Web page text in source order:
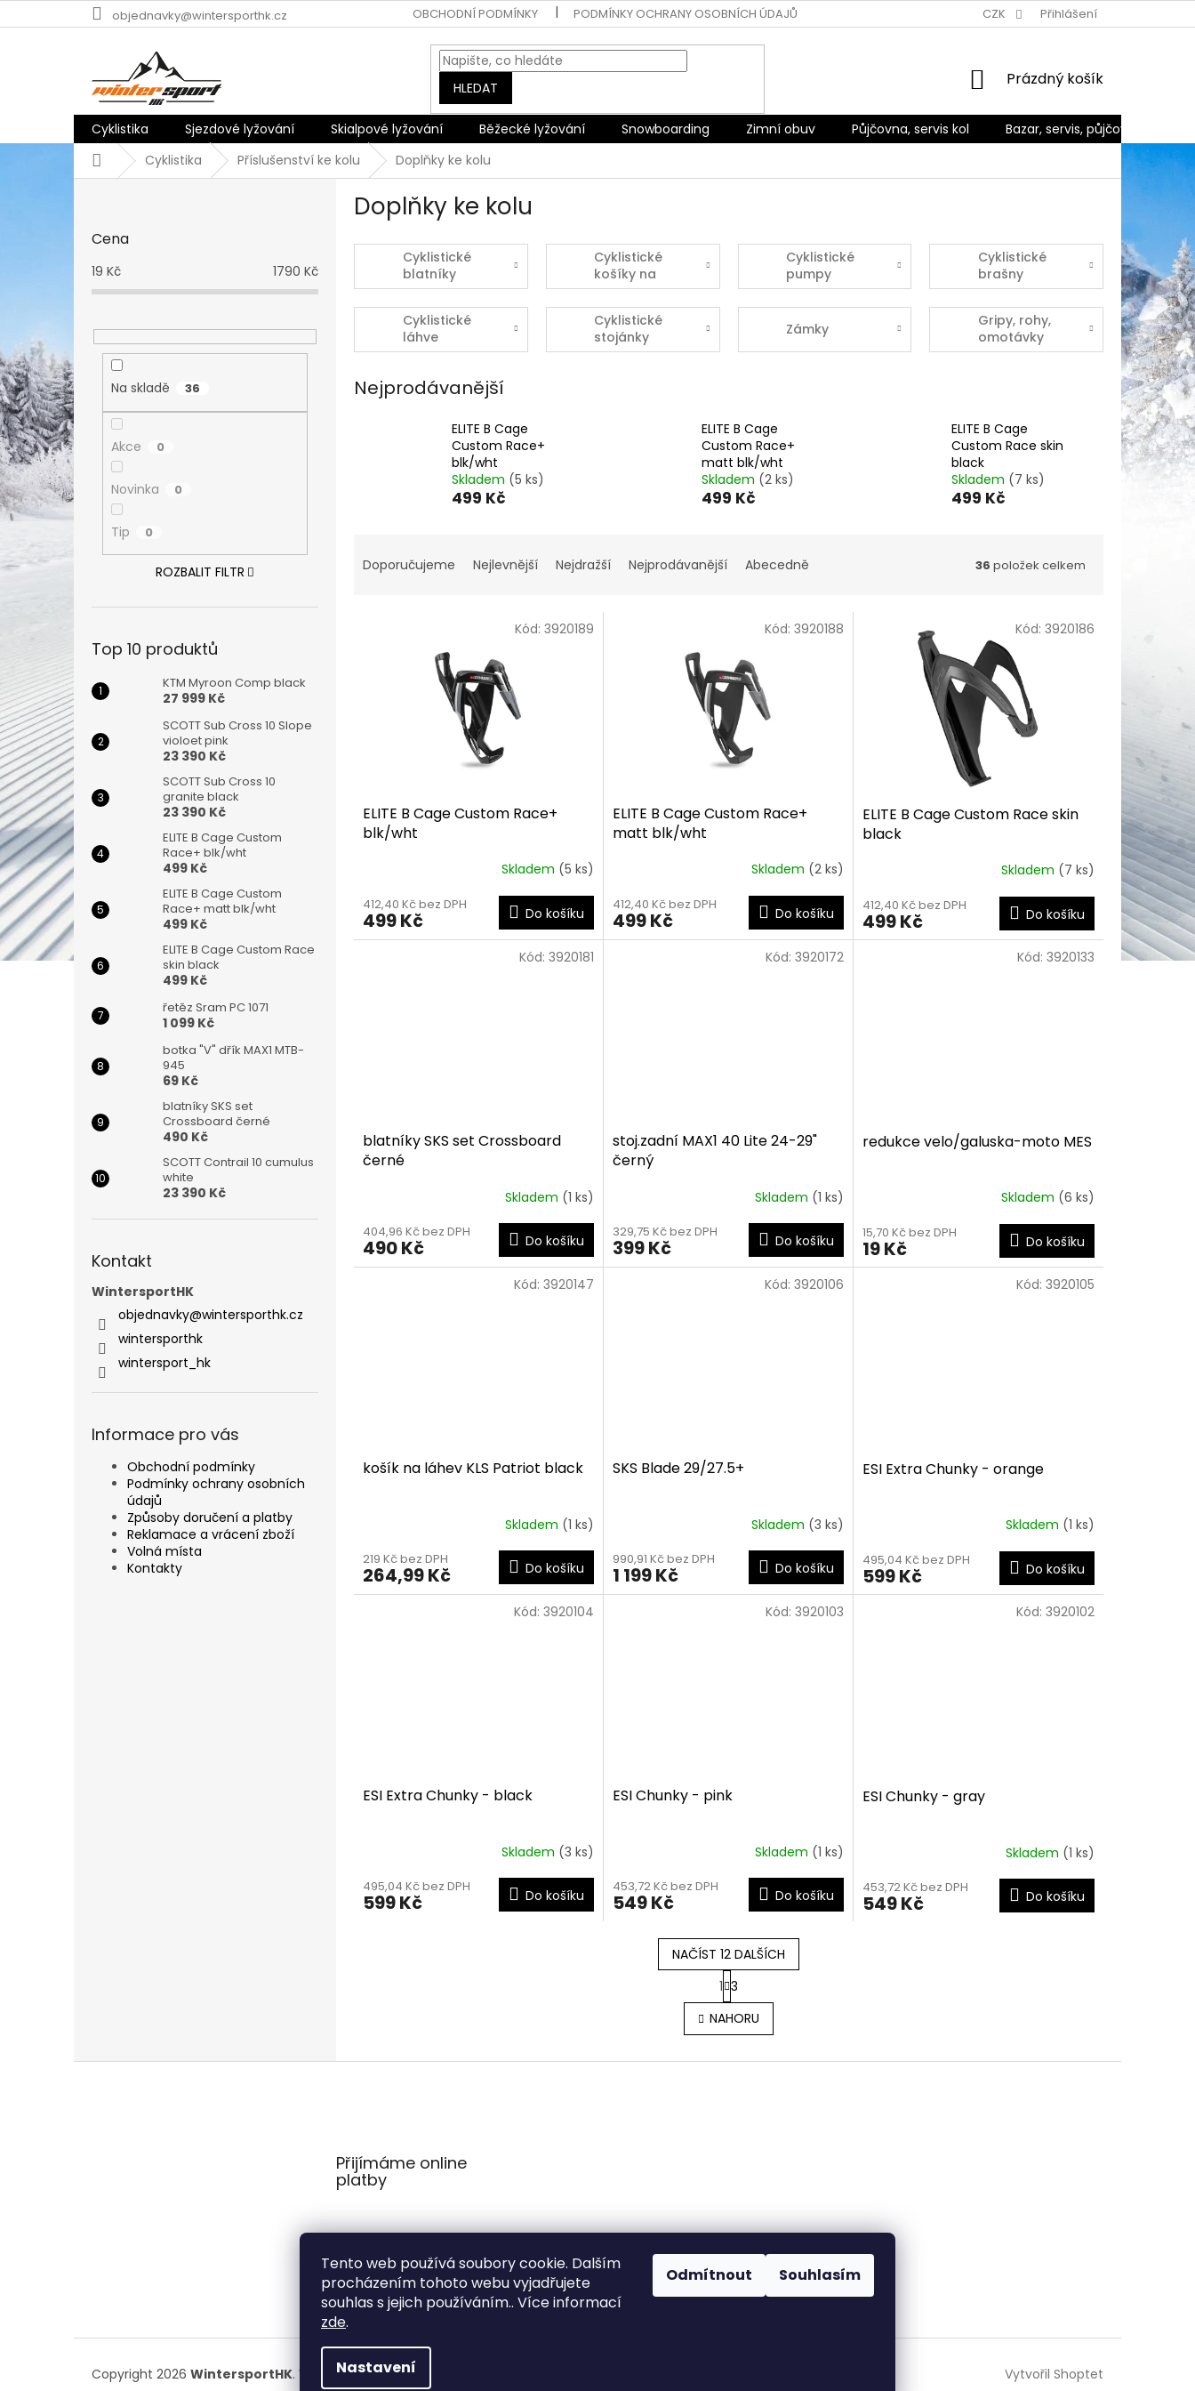
Tento web používá soubory cookie. Dalším
procházením tohoto webu vyjadřujete
souhlas s jejich používáním.. Více informací
zde.
Nastavení
Odmítnout Souhlasím
na
objednavky@wintersporthk.cz OBCHODNÍ PODMÍNKY PODMÍNKY OCHRANY OSOBNÍCH ÚDAJŮ ZPŮSOBY DORUČENÍ A PLATBY REKLAMACE A VRÁCENÍ
CZK Přihlášení
HLEDAT
NÁKUPNÍ
Prázdný košík
Cyklistika Sjezdové lyžování Skialpové lyžování Běžecké lyžování Snowboarding Zimní obuv Půjčovna, servis kol Bazar, servis, půjčovna
DomůCyklistika Příslušenství ke kolu Doplňky ke kolu
p
a
n
e
l
Cena
19 Kč 1790 Kč
Na skladě 36
Akce 0
Novinka 0
Tip 0
ROZBALIT FILTR
Top 10 produktů
KTM Myroon Comp black
27 999 Kč
SCOTT Sub Cross 10 Slope
violoet pink
23 390 Kč
SCOTT Sub Cross 10
granite black
23 390 Kč
ELITE B Cage Custom
Race+ blk/wht
499 Kč
ELITE B Cage Custom
Race+ matt blk/wht
499 Kč
ELITE B Cage Custom Race
skin black
499 Kč
řetěz Sram PC 1071
1 099 Kč
botka "V" dřík MAX1 MTB-
945
69 Kč
blatníky SKS set
Crossboard černé
490 Kč
SCOTT Contrail 10 cumulus
white
23 390 Kč
Kontakt
WintersportHK
objednavky@wintersporthk.cz
wintersporthk
wintersport_hk
Informace pro vás
Obchodní podmínky
Podmínky ochrany osobních
údajů
Způsoby doručení a platby
Reklamace a vrácení zboží
Volná místa
Kontakty
Doplňky ke kolu
Cyklistické
blatníky
Cyklistické
košíky na
láhve
Cyklistické
pumpy
Cyklistické
brašny
Cyklistické
láhve
Cyklistické
stojánky
Zámky
Gripy, rohy,
omotávky
Nejprodávanější
ELITE B Cage
Custom Race+
blk/wht
Skladem (5 ks)
499 Kč
ELITE B Cage
Custom Race+
matt blk/wht
Skladem (2 ks)
499 Kč
ELITE B Cage
Custom Race skin
black
Skladem (7 ks)
499 Kč
aDoporučujeme Nejlevnější Nejdražší Nejprodávanější Abecedně 36 položek celkem
ELITE B Cage Custom Race+
blk/wht
Skladem (5 ks)
412,40 Kč bez DPH
499 Kč Do košíku
Kód: 3920189
ELITE B Cage Custom Race+
matt blk/wht
Skladem (2 ks)
412,40 Kč bez DPH
499 Kč Do košíku
Kód: 3920188
ELITE B Cage Custom Race skin
black
Skladem (7 ks)
412,40 Kč bez DPH
499 Kč Do košíku
Kód: 3920186
blatníky SKS set Crossboard
černé
Skladem (1 ks)
404,96 Kč bez DPH
490 Kč Do košíku
Kód: 3920181
stoj.zadní MAX1 40 Lite 24-29"
černý
Skladem (1 ks)
329,75 Kč bez DPH
399 Kč Do košíku
Kód: 3920172
redukce velo/galuska-moto MES
Skladem (6 ks)
15,70 Kč bez DPH
19 Kč Do košíku
Kód: 3920133
košík na láhev KLS Patriot black
Skladem (1 ks)
219 Kč bez DPH
264,99 Kč Do košíku
Kód: 3920147
SKS Blade 29/27.5+
Skladem (3 ks)
990,91 Kč bez DPH
1 199 Kč Do košíku
Kód: 3920106
ESI Extra Chunky - orange
Skladem (1 ks)
495,04 Kč bez DPH
599 Kč Do košíku
Kód: 3920105
ESI Extra Chunky - black
Skladem (3 ks)
495,04 Kč bez DPH
599 Kč Do košíku
Kód: 3920104
ESI Chunky - pink
Skladem (1 ks)
453,72 Kč bez DPH
549 Kč Do košíku
Kód: 3920103
ESI Chunky - gray
Skladem (1 ks)
453,72 Kč bez DPH
549 Kč Do košíku
Kód: 3920102
O
v
d
ý
s
u
NAČÍST 12 DALŠÍCH
S
t
r
á
n
o
1 3
NAHORU
Přijímáme online
platby
Vytvořil Shoptet
Copyright 2026 WintersportHK. Všechna práva vyhrazena.